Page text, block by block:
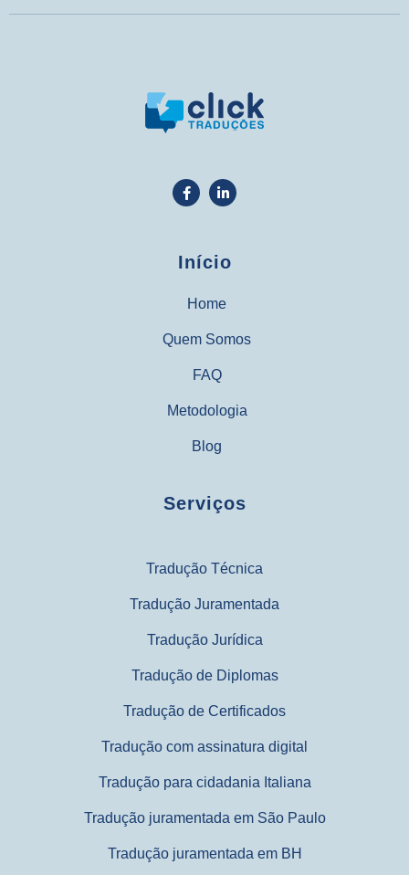
Início
Home
Quem Somos
FAQ
Metodologia
Blog
Serviços
Tradução Técnica
Tradução Juramentada
Tradução Jurídica
Tradução de Diplomas
Tradução de Certificados
Tradução com assinatura digital
Tradução para cidadania Italiana
Tradução juramentada em São Paulo
Tradução juramentada em BH